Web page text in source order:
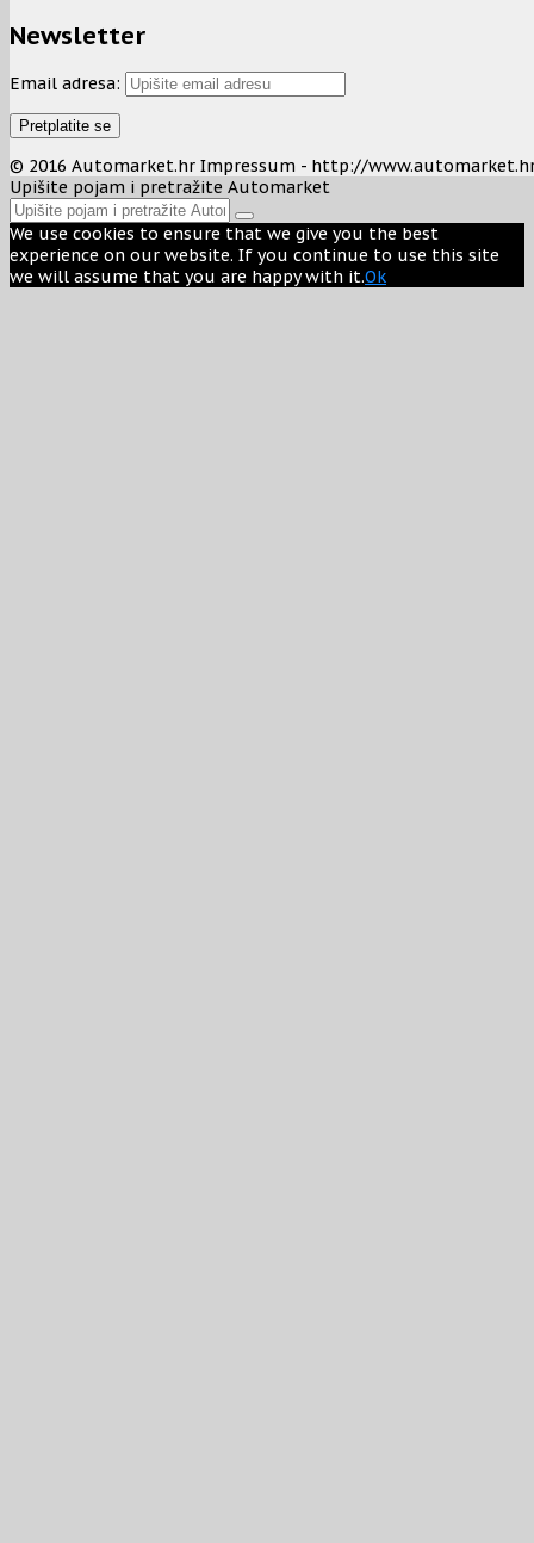
Newsletter
Email adresa:
© 2016 Automarket.hr Impressum - http://
Upišite pojam i pretražite Automarket
We use cookies to ensure that we give you the best
experience on our website. If you continue to use this site
we will assume that you are happy with it.Ok